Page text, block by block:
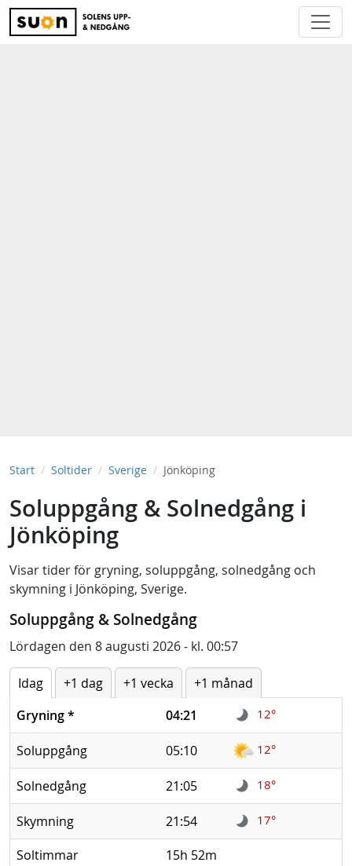
Start Soltider Sverige Jönköping
Soluppgång & Solnedgång i
Jönköping
Visar tider för gryning, soluppgång, solnedgång och
skymning i Jönköping, Sverige.
Soluppgång & Solnedgång
Lördagen den 8 augusti 2026 - kl. 00:57
Idag +1 dag +1 vecka
+1 månad
Gryning* 04:21 12°
Soluppgång 05:10 12°
Solnedgång 21:05 18°
Skymning 21:54 17°
Soltimmar 15h 52m